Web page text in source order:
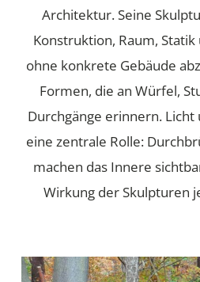
Architektur. Seine
Konstruktion, Raum,
ohne konkrete Gebäude
Formen, die an Würfel,
Durchgänge erinnern. Licht
eine zentrale Rolle:
machen das Innere
Wirkung der Skulpturen